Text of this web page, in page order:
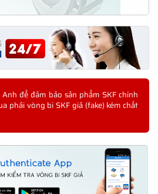
để đảm bảo sản phẩm SKF chính
phải vòng bi SKF giả (fake) kém chất